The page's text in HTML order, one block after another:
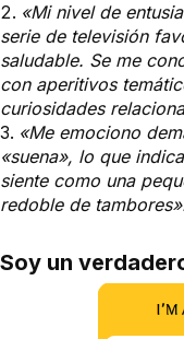
«Mi nivel de
serie de televisión
saludable. Se me
con aperitivos
curiosidades
«Me emociono
«suena», lo que
siente como una
redoble de
Soy un